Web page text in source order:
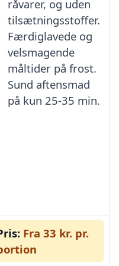
råvarer, og uden
tilsætningsstoffer.
Færdiglavede og
velsmagende
måltider på frost.
Sund aftensmad
på kun 25-35 min.
Fra 33 kr. pr.